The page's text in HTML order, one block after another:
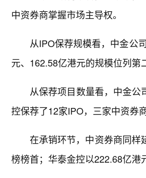
中资券商掌握市场主导权。
从IPO保荐规模看，中金公
元、162.58亿港元的规模位列第
从保荐项目数量看，中金
控保荐了12家IPO，三家中资券
在承销环节，中资券商同样
榜榜首；华泰金控以222.68亿港